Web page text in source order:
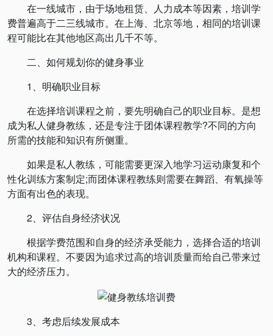
在一线城市，由于场地租赁、人力成本等因素，培训学
费普遍高于二三线城市。在上海、北京等地，相同的培训课
程可能比在其他地区高出几千不等。
二、如何规划你的健身事业
1、明确职业目标
在选择培训课程之前，要先明确自己的职业目标。是想
成为私人健身教练，还是专注于团体课程教学?不同的方向
所需的技能和知识有所侧重。
如果是私人教练，可能需要更深入地学习运动康复和个
性化训练方案制定;而团体课程教练则需要在舞蹈、有氧操等
方面有出色的表现。
2、评估自身经济状况
根据学费范围和自身的经济承受能力，选择合适的培训
机构和课程。不要因为追求过高的培训质量而给自己带来过
大的经济压力。
3、考虑后续发展成本